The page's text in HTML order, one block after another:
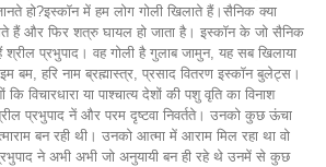
हो?इस्कॉन में हम लोग गोली खिलाते हैं।सैनिक क्या
हैं और फिर शत्रु घायल हो जाता है। इस्कॉन के जो सैनिक
प्रभुपाद। वह गोली है गुलाब जामुन, यह सब खिलाया
बम, हरि नाम ब्रह्मास्त्र, प्रसाद वितरण इस्कॉन बुलेट्स।
विचारधारा या पाश्चात्य देशों की पशु वृति का विनाश
प्रभुपाद नें और परम दृष्टवा निवर्तते। उनको कुछ ऊंचा
बन रही थी। उनको आत्मा में आराम मिल रहा था वो
ने अभी अभी जो अनुयायी बन ही रहे थे उनमें से कुछ